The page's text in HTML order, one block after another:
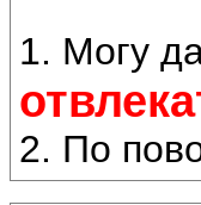
1. Могу
2. По